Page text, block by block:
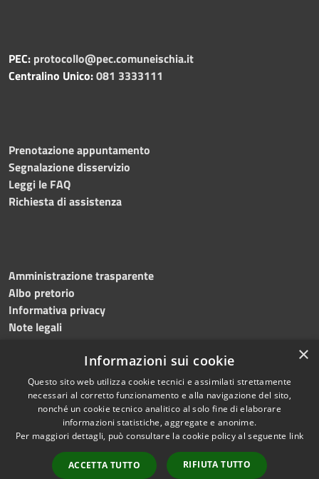
PEC: protocollo@pec.comuneischia.it
Centralino Unico:081 3333111
Prenotazione appuntamento
Segnalazione disservizio
Leggi le FAQ
Richiesta di assistenza
Amministrazione trasparente
Albo pretorio
Informativa privacy
Note legali
Obiettivi accessibilità 2026
RSS
Accessibilità
Copyright © 2026 • Comune di
Municipium•
Accesso
×
Informazioni sui cookie
Questo sito web utilizza cookie tecnici e assimilati strettamente
necessari al corretto funzionamento e alla navigazione del sito,
nonché un cookie tecnico analitico al solo fine di elaborare
informazioni statistiche, aggregate e anonime.
Per maggiori dettagli, può consultare la cookie policy al seguente link
ACCETTA TUTTO RIFIUTA TUTTO